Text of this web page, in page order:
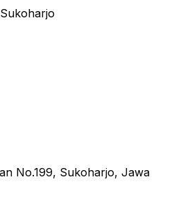
No.199, Sukoharjo, Jawa